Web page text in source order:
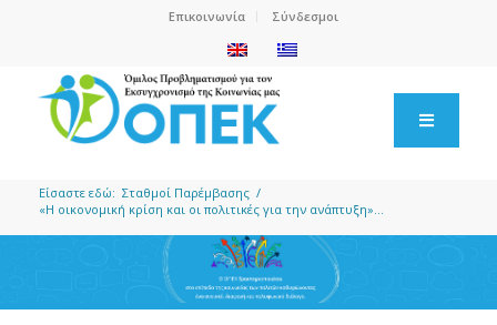
Επικοινωνία Σύνδεσμοι
Είσαστε εδώ: Σταθμοί Παρέμβασης /
«Η οικονομική κρίση και οι πολιτικές για την ανάπτυξη»...